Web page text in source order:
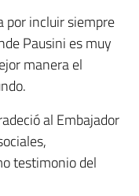
por incluir siempre
Pausini es muy
manera el
al Embajador
testimonio del